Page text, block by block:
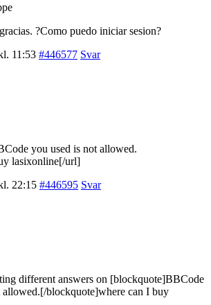
?Como puedo iniciar sesion?
11:53 #446577 Svar
you used is not allowed.
lasixonline[/url]
22:15 #446595 Svar
different answers on [blockquote]BBCode
allowed.[/blockquote]where can I buy